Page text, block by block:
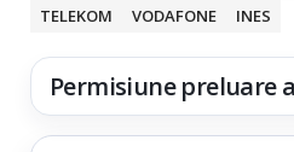
TELEKOM
VODAFONE INES
Permisiune preluare